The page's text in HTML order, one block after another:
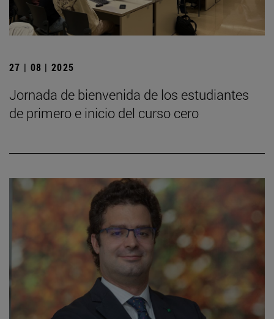
27 | 08 | 2025
Jornada de bienvenida de los estudiantes
de primero e inicio del curso cero